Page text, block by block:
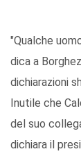
"Qualche
dica a
dichiarazioni
Inutile che
del suo
dichiara il